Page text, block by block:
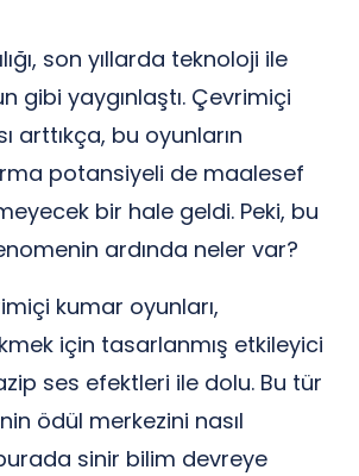
son yıllarda teknoloji ile
gibi yaygınlaştı. Çevrimiçi
arttıkça, bu oyunların
potansiyeli de maalesef
bir hale geldi. Peki, bu
ardında neler var?
kumar oyunları,
için tasarlanmış etkileyici
ses efektleri ile dolu. Bu tür
ödül merkezini nasıl
sinir bilim devreye